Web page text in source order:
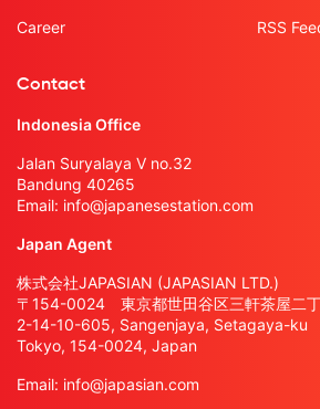
Career
RSS
Contact
Indonesia Office
Jalan Suryalaya V no.32
Bandung 40265
Email: info@japanesestation.com
Japan Agent
株式会社JAPASIAN (JAPASIAN LTD.)
〒154-0024 東京都世田谷区三軒茶屋二
2-14-10-605, Sangenjaya, Setagaya-ku
Tokyo, 154-0024, Japan
Email: info@japasian.com